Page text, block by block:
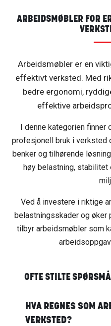
ARBEIDSMØBLER FOR
Arbeidsmøbler er en
effektivt verksted. Med
bedre ergonomi,
effektive
I denne kategorien
profesjonell bruk i verksted
benker og tilhørende
høy belastning, stabilitet
Ved å investere i riktige
belastningsskader og øker
tilbyr arbeidsmøbler som
OFTE STILTE
HVA REGNES SOM
VERKSTED?